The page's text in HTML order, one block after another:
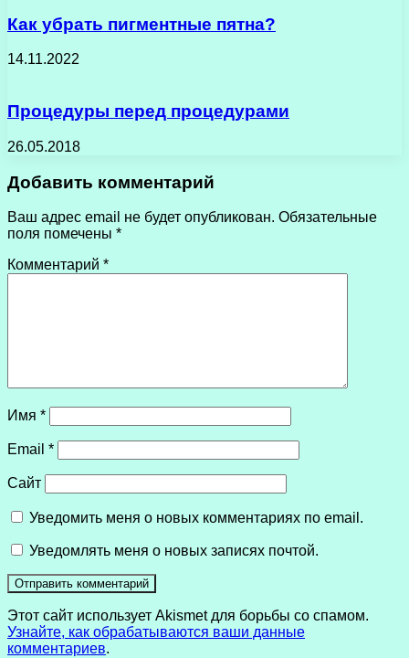
Как убрать пигментные пятна?
14.11.2022
Процедуры перед процедурами
26.05.2018
Добавить комментарий
Ваш адрес email не будет опубликован. Обязательные
поля помечены *
Комментарий *
Имя *
Email *
Сайт
Уведомить меня о новых комментариях по email.
Уведомлять меня о новых записях почтой.
Этот сайт использует Akismet для борьбы со спамом.
Узнайте, как обрабатываются ваши данные
комментариев.